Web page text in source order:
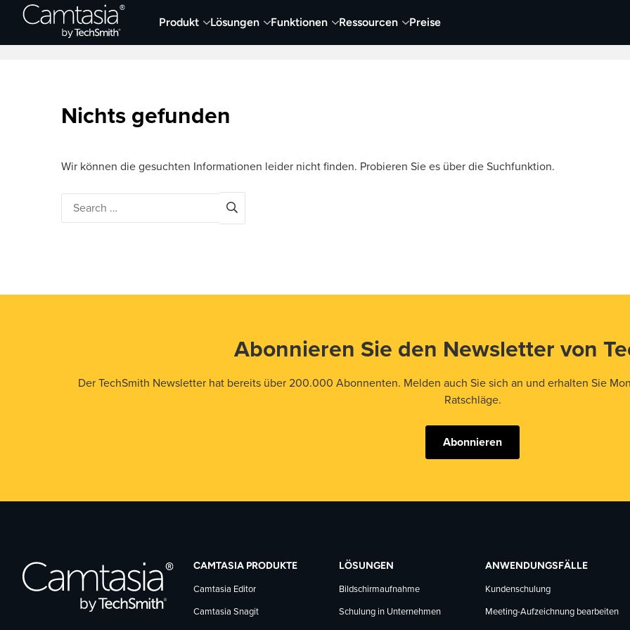
Direkt
Produkt Lösungen Funktionen Ressourcen Preise
Neueste Artikel Screen Capture und Aufnehmen Video Visueller Content
Nichts gefunden
Wir können die gesuchten Informationen leider nicht finden. Probieren Sie es über die Suchfunktion.
Abonnieren Sie den Newsletter von
Der TechSmith Newsletter hat bereits über 200.000 Abonnenten. Melden auch Sie sich an und erhalten Sie
Ratschläge.
Abonnieren
CAMTASIA PRODUKTE
Camtasia Editor
Camtasia Snagit
LÖSUNGEN
Bildschirmaufnahme
Schulung in Unternehmen
ANWENDUNGSFÄLLE
Kundenschulung
Meeting-Aufzeichnung bearbeiten